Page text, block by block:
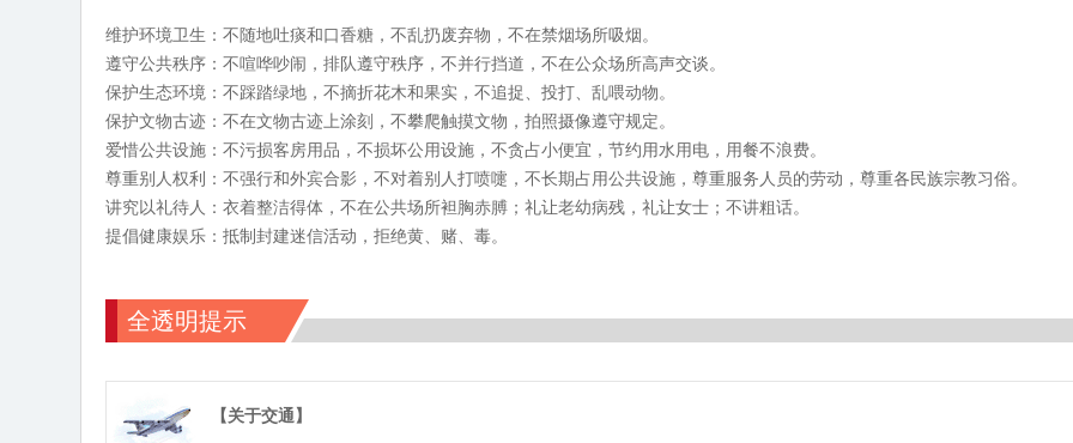
维护环境卫生：不随地吐痰和口香糖，不乱扔废弃物，不在禁烟场所吸烟。
遵守公共秩序：不喧哗吵闹，排队遵守秩序，不并行挡道，不在公众场所高声交谈。
保护生态环境：不踩踏绿地，不摘折花木和果实，不追捉、投打、乱喂动物。
保护文物古迹：不在文物古迹上涂刻，不攀爬触摸文物，拍照摄像遵守规定。
爱惜公共设施：不污损客房用品，不损坏公用设施，不贪占小便宜，节约用水用电，用餐不浪费。
尊重别人权利：不强行和外宾合影，不对着别人打喷嚏，不长期占用公共设施，尊重服务人员的劳动，尊重各民族宗教习俗。
讲究以礼待人：衣着整洁得体，不在公共场所袒胸赤膊；礼让老幼病残，礼让女士；不讲粗话。
提倡健康娱乐：抵制封建迷信活动，拒绝黄、赌、毒。
全透明提示
【关于交通】